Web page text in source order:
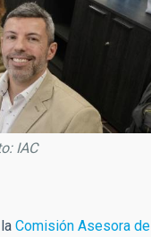
IAC
Comisión Asesora de